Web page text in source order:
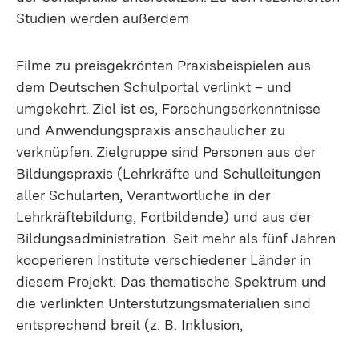
Studien werden außerdem
Filme zu preisgekrönten Praxisbeispielen aus
dem Deutschen Schulportal verlinkt – und
umgekehrt. Ziel ist es, Forschungserkenntnisse
und Anwendungspraxis anschaulicher zu
verknüpfen. Zielgruppe sind Personen aus der
Bildungspraxis (Lehrkräfte und Schulleitungen
aller Schularten, Verantwortliche in der
Lehrkräftebildung, Fortbildende) und aus der
Bildungsadministration. Seit mehr als fünf Jahren
kooperieren Institute verschiedener Länder in
diesem Projekt. Das thematische Spektrum und
die verlinkten Unterstützungsmaterialien sind
entsprechend breit (z. B. Inklusion,